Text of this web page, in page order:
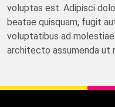
voluptas est. Adipisci
beatae quisquam, fugit
voluptatibus ad
architecto assumenda ut